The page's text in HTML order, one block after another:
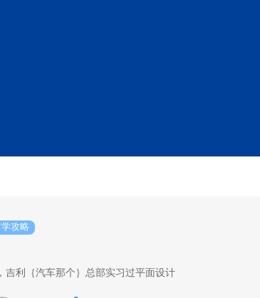
学攻略
吉利｛汽车那个｝总部实习过平面设计